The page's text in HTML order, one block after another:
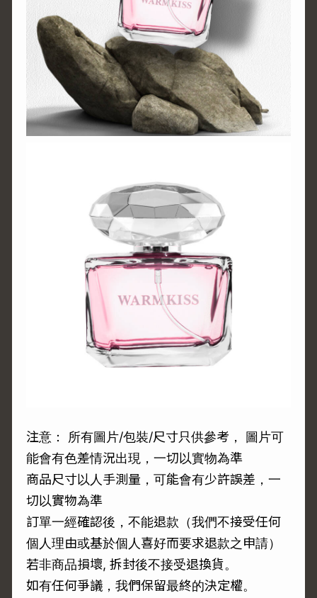
注意： 所有圖片/包裝/尺寸只供參考， 圖片可
能會有色差情況出現，一切以實物為準
商品尺寸以人手測量，可能會有少許誤差，一
切以實物為準
訂單一經確認後，不能退款（我們不接受任何
個人理由或基於個人喜好而要求退款之申請）
若非商品損壞, 拆封後不接受退換貨。
如有任何爭議，我們保留最終的決定權。